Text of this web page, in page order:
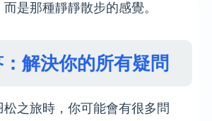
是那種靜靜散步的感覺。
解決你的所有疑問
之旅時，你可能會有很多問